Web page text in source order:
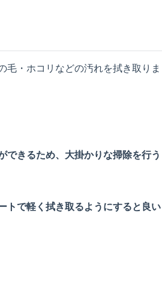
毛・ホコリなどの汚れを拭き取りま
できるため、大掛かりな掃除を行う
トで軽く拭き取るようにすると良い